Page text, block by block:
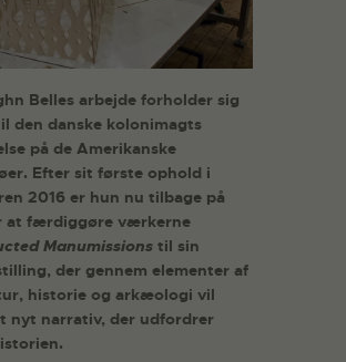
Belles arbejde forholder sig
den danske kolonimagts
på de Amerikanske
Efter sit første ophold i
2016 er hun nu tilbage på
at færdiggøre værkerne
Manumissions til sin
der gennem elementer af
historie og arkæologi vil
nyt narrativ, der udfordrer